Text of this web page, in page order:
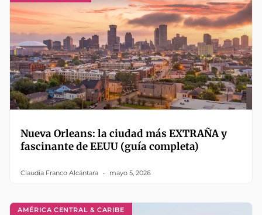
Nueva Orleans: la ciudad más EXTRAÑA y
fascinante de EEUU (guía completa)
Claudia Franco Alcántara mayo 5, 2026
AMÉRICA CENTRAL & CARIBE